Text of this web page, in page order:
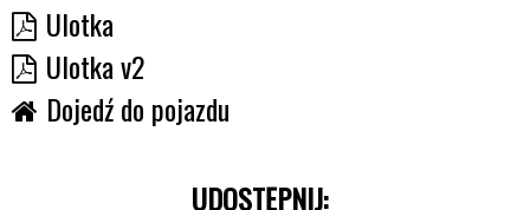
Ulotka
Ulotka v2
Dojedź do pojazdu
UDOSTĘPNIJ: